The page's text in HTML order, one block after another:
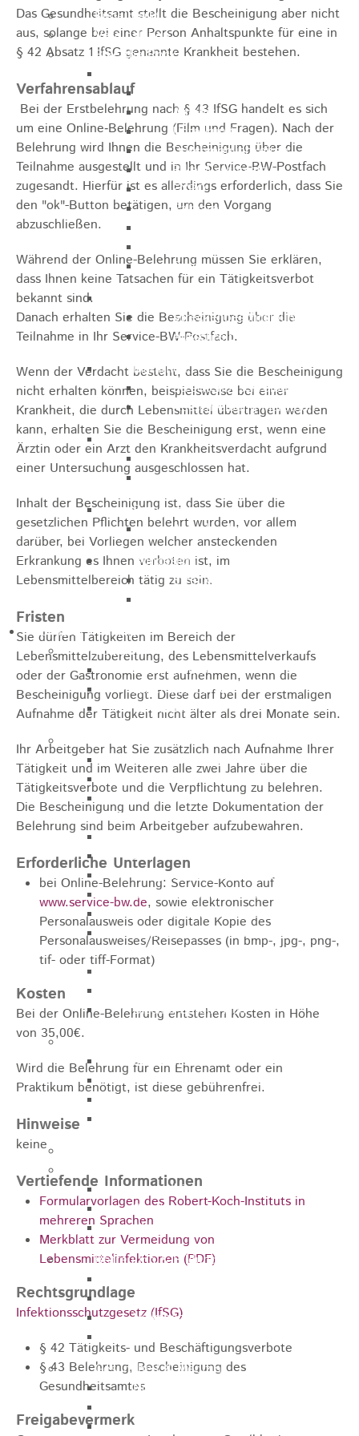
Kugelmarkt
Vereinsleben
Bike the Rock
Anfahrt
Unterkunft
Duschmöglichkeiten
Bike Waschplatz
EXPO
Palmares
Presse
Streckenbeschreibung
Ausschreibung
Marathon
Streckenbeschreibung
Ausschreibung Marathon
Enduro
Streckenbeschreibung
Ausschreibung
Pumptrack
Ausschreibung
Bundesliga
Streckenbeschreibung
Bildung / Familie
Soziales
Familienbüro
Ehrenamtsbörse
Tafelladen
Pflegeangebote
Pflegeberatung
Runder Tisch Pflege
Ökumenische Sozialstation
Rosenstein
Villa Rosenstein
DRK Mehrgenerationenhaus
Pflegewohnhaus Haus Kielwein
Seniorenzentrum Heubach
VDK Ortsverband Heubach
Ökumenische Nachbarschaftshilfe
Heubach
Förderverein Altenhilfe Heubach e.V.
Bischof Sproll Haus
Familienbüro
Zukunftswerkstatt
Sozialpädagogische Familienberatung
Jugend
Jugendbüro
Stadtjugendring
JIL
Betreuung & Bildung
Schulen
Volkshochschule
Gesundheit & Medizin
Notrufe
Ärzte
Das Gesundheitsamt stellt die Bescheinigung aber nicht
aus, solange bei einer Person Anhaltspunkte für eine in
§ 42 Absatz 1 IfSG genannte Krankheit bestehen.
Verfahrensablauf
Bei der Erstbelehrung nach § 43 IfSG handelt es sich
um eine Online‐Belehrung (Film und Fragen). Nach der
Belehrung wird Ihnen die Bescheinigung über die
Teilnahme ausgestellt und in Ihr Service-BW-Postfach
zugesandt. Hierfür ist es allerdings erforderlich, dass Sie
den "ok"-Button betätigen, um den Vorgang
abzuschließen.
Während der Online-Belehrung müssen Sie erklären,
dass Ihnen keine Tatsachen für ein Tätigkeitsverbot
bekannt sind.
Danach erhalten Sie die Bescheinigung über die
Teilnahme in Ihr Service-BW-Postfach.
Wenn der Verdacht besteht, dass Sie die Bescheinigung
nicht erhalten können, beispielsweise bei einer
Krankheit, die durch Lebensmittel übertragen werden
kann, erhalten Sie die Bescheinigung erst, wenn eine
Ärztin oder ein Arzt den Krankheitsverdacht aufgrund
einer Untersuchung ausgeschlossen hat.
Inhalt der Bescheinigung ist, dass Sie über die
gesetzlichen Pflichten belehrt wurden, vor allem
darüber, bei Vorliegen welcher ansteckenden
Erkrankung es Ihnen verboten ist, im
Lebensmittelbereich tätig zu sein.
Fristen
Sie dürfen Tätigkeiten im Bereich der
Lebensmittelzubereitung, des Lebensmittelverkaufs
oder der Gastronomie erst aufnehmen, wenn die
Bescheinigung vorliegt. Diese darf bei der erstmaligen
Aufnahme der Tätigkeit nicht älter als drei Monate sein.
Ihr Arbeitgeber hat Sie zusätzlich nach Aufnahme Ihrer
Tätigkeit und im Weiteren alle zwei Jahre über die
Tätigkeitsverbote und die Verpflichtung zu belehren.
Die Bescheinigung und die letzte Dokumentation der
Belehrung sind beim Arbeitgeber aufzubewahren.
Erforderliche Unterlagen
bei Online-Belehrung: Service-Konto auf
www.service-bw.de, sowie elektronischer
Personalausweis oder digitale Kopie des
Personalausweises/Reisepasses (in bmp-, jpg-, png-,
tif- oder tiff-Format)
Kosten
Bei der Online-Belehrung entstehen Kosten in Höhe
von 35,00€.
Wird die Belehrung für ein Ehrenamt oder ein
Praktikum benötigt, ist diese gebührenfrei.
Hinweise
keine
Vertiefende Informationen
Formularvorlagen des Robert-Koch-Instituts in
mehreren Sprachen
Merkblatt zur Vermeidung von
Lebensmittelinfektionen (PDF)
Rechtsgrundlage
Infektionsschutzgesetz (IfSG)
§ 42 Tätigkeits- und Beschäftigungsverbote
§ 43 Belehrung, Bescheinigung des
Gesundheitsamtes
Freigabevermerk